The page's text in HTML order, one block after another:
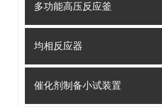
多功能高压反应釜
均相反应器
催化剂制备小试装置